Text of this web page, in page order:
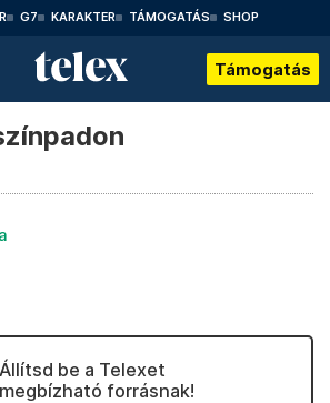
G7 KARAKTER TÁMOGATÁS SHOP
Támogatás
Állítsd be a Telexet
megbízható forrásnak!